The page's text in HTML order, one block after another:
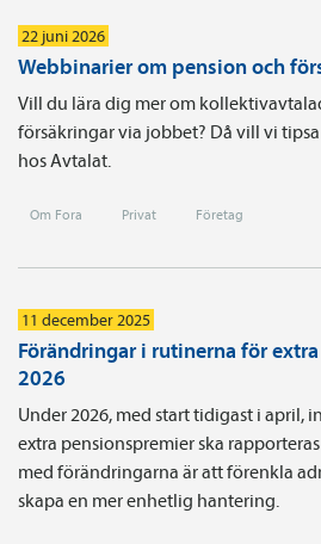
22 juni 2026
Webbinarier om pension och
Vill du lära dig mer om
försäkringar via jobbet? Då vill vi
hos Avtalat.
Om Fora Privat Företag
11 december 2025
Förändringar i rutinerna för
2026
Under 2026, med start tidigast i april,
extra pensionspremier ska
med förändringarna är att förenkla
skapa en mer enhetlig hantering.